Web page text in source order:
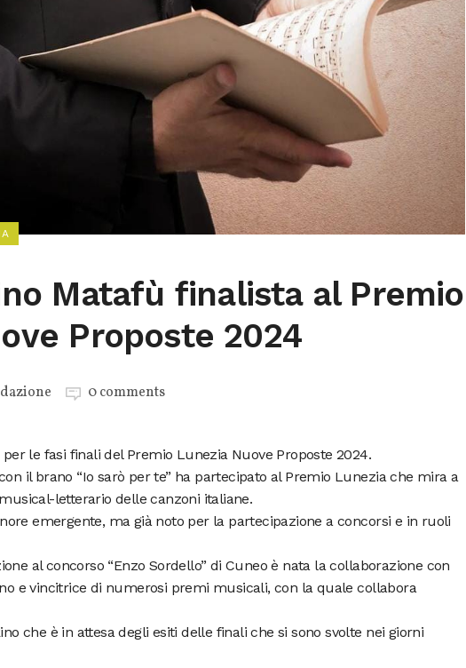
Matafù finalista al Premio
Proposte 2024
0 comments
le fasi finali del Premio Lunezia Nuove Proposte 2024.
il brano “Io sarò per te” ha partecipato al Premio Lunezia che mira a
letterario delle canzoni italiane.
emergente, ma già noto per la partecipazione a concorsi e in ruoli
al concorso “Enzo Sordello” di Cuneo è nata la collaborazione con
e vincitrice di numerosi premi musicali, con la quale collabora
che è in attesa degli esiti delle finali che si sono svolte nei giorni